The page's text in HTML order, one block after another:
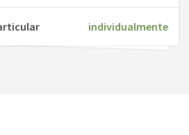
individualmente